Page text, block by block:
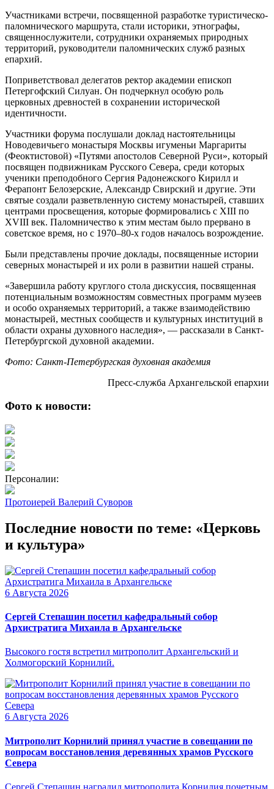
Участниками встречи, посвященной разработке туристическо-
паломнического маршрута, стали историки, этнографы,
священнослужители, сотрудники охраняемых природных
территорий, руководители паломнических служб разных
епархий.
Поприветствовал делегатов ректор академии епископ
Петергофский Силуан. Он подчеркнул особую роль
церковных древностей в сохранении исторической
идентичности.
Участники форума послушали доклад настоятельницы
Новодевичьего монастыря Москвы игуменьи Маргариты
(Феоктистовой) «Путями апостолов Северной Руси», который
посвящен подвижникам Русского Севера, среди которых
ученики преподобного Сергия Радонежского Кирилл и
Ферапонт Белозерские, Александр Свирский и другие. Эти
святые создали разветвленную систему монастырей, ставших
центрами просвещения, которые формировались с XIII по
XVIII век. Паломничество к этим местам было прервано в
советское время, но с 1970–80‑х годов началось возрождение.
Были представлены прочие доклады, посвященные истории
северных монастырей и их роли в развитии нашей страны.
«Завершила работу круглого стола дискуссия, посвященная
потенциальным возможностям совместных программ музеев
и особо охраняемых территорий, а также взаимодействию
монастырей, местных сообществ и культурных институций в
области охраны духовного наследия», — рассказали в Санкт-
Петербургской духовной академии.
Фото: Санкт-Петербургская духовная академия
Пресс-служба Архангельской епархии
Фото к новости:
Персоналии:
Протоиерей Валерий Суворов
Последние новости по теме: «Церковь
и культура»
6 Августа 2026
Сергей Степашин посетил кафедральный собор
Архистратига Михаила в Архангельске
Высокого гостя встретил митрополит Архангельский и
Холмогорский Корнилий.
6 Августа 2026
Митрополит Корнилий принял участие в совещании по
вопросам восстановления деревянных храмов Русского
Севера
Сергей Степашин наградил митрополита Корнилия почетным